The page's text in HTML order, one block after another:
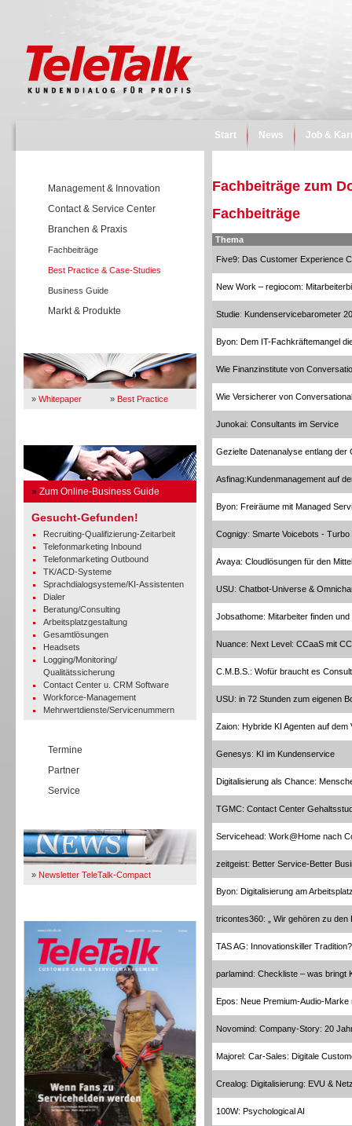
Start News Job &
Management & Innovation
Contact & Service Center
Branchen & Praxis
Fachbeiträge
Best Practice & Case-Studies
Business Guide
Markt & Produkte
» Whitepaper » Best Practice
» Zum Online-Business Guide
Gesucht-Gefunden!
Recruiting-Qualifizierung-Zeitarbeit
Telefonmarketing Inbound
Telefonmarketing Outbound
TK/ACD-Systeme
Sprachdialogsysteme/KI-Assistenten
Dialer
Beratung/Consulting
Arbeitsplatzgestaltung
Gesamtlösungen
Headsets
Logging/Monitoring/
Qualitätssicherung
Contact Center u. CRM Software
Workforce-Management
Mehrwertdienste/Servicenummern
Termine
Partner
Service
» Newsletter TeleTalk-Compact
TK- und ACD-Systeme
Fachbeiträge zum
Fachbeiträge
Thema
Five9: Das Customer Experience
New Work – regiocom:
Studie: Kundenservicebarometer
Byon: Dem IT-Fachkräftemangel
Wie Finanzinstitute von
Wie Versicherer von
Junokai: Consultants im Service
Gezielte Datenanalyse entlang der
Asfinag:Kundenmanagement auf
Byon: Freiräume mit Managed
Cognigy: Smarte Voicebots -
Avaya: Cloudlösungen für den
USU: Chatbot-Universe &
Jobsathome: Mitarbeiter finden und
Nuance: Next Level: CCaaS mit
C.M.B.S.: Wofür braucht es
USU: in 72 Stunden zum eigenen
Zaion: Hybride KI Agenten auf dem
Genesys: KI im Kundenservice
Digitalisierung als Chance:
TGMC: Contact Center
Servicehead: Work@Home nach
zeitgeist: Better Service-Better
Byon: Digitalisierung am
tricontes360: „ Wir gehören zu den
TAS AG: Innovationskiller Tradition?
parlamind: Checkliste – was bringt
Epos: Neue Premium-Audio-Marke
Novomind: Company-Story: 20
Majorel: Car-Sales: Digitale
Crealog: Digitalisierung: EVU &
100W: Psychological AI